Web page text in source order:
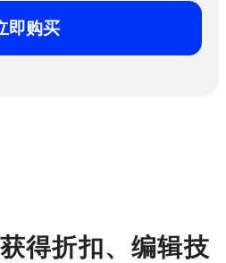
即购买
得折扣、编辑技